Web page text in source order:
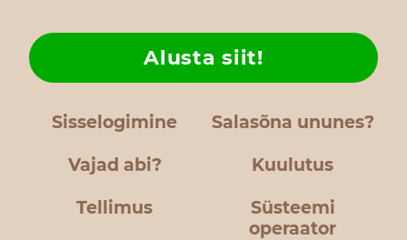
Sisselogimine Salasõna ununes?
Vajad abi?
Alusta siit!
Kuulutus
Tellimus
Süsteemi
operaator